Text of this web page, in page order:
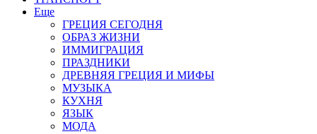
Еще
ГРЕЦИЯ СЕГОДНЯ
ОБРАЗ ЖИЗНИ
ИММИГРАЦИЯ
ПРАЗДНИКИ
ДРЕВНЯЯ ГРЕЦИЯ И МИФЫ
МУЗЫКА
КУХНЯ
ЯЗЫК
МОДА